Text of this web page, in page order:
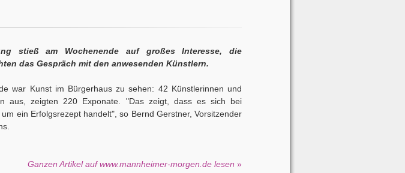
stieß am Wochenende auf großes Interesse, die
das Gespräch mit den anwesenden Künstlern.
war Kunst im Bürgerhaus zu sehen: 42 Künstlerinnen und
aus, zeigten 220 Exponate. "Das zeigt, dass es sich bei
ein Erfolgsrezept handelt", so Bernd Gerstner, Vorsitzender
Ganzen Artikel auf www.mannheimer-morgen.de lesen »